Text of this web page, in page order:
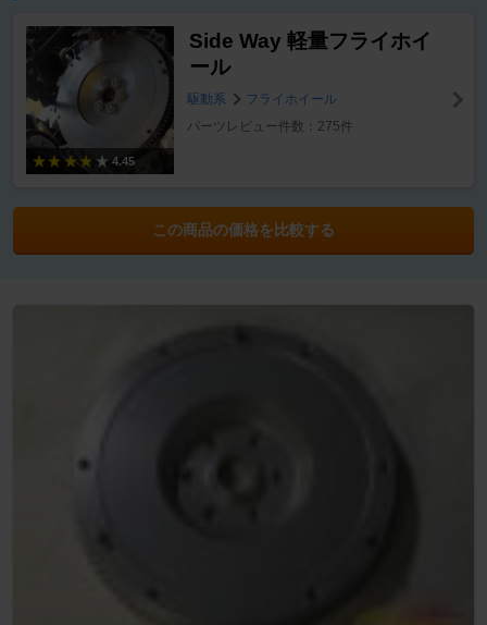
4.45
Side Way 軽量フライホイ
ール
駆動系
フライホイール
パーツレビュー件数：275件
この商品の価格を比較する